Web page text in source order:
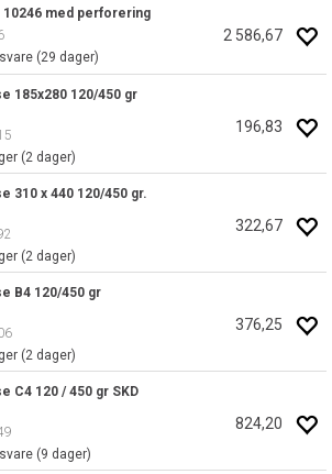
med perforering
(29 dager)
2 586,67
185x280 120/450 gr
(2 dager)
196,83
310 x 440 120/450 gr.
(2 dager)
322,67
B4 120/450 gr
(2 dager)
376,25
C4 120 / 450 gr SKD
(9 dager)
824,20